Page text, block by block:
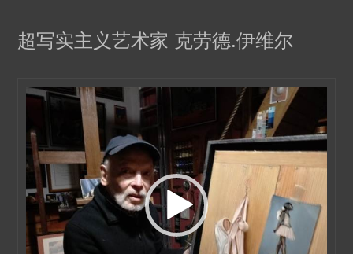
超写实主义艺术家 克劳德.伊维尔
Video